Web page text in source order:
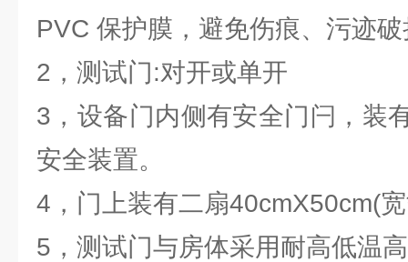
PVC 保护膜，避免伤痕、污迹
2，测试门:对开或单开
3，设备门内侧有安全门闩，装
安全装置。
4，门上装有二扇40cmX50cm(
5，测试门与房体采用耐高低温